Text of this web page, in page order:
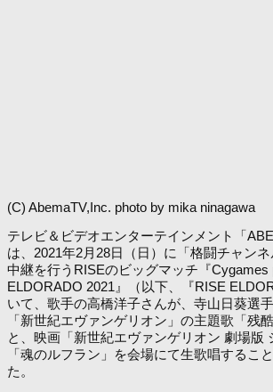
(C) AbemaTV,Inc. photo by mika ninagawa
テレビ＆ビデオエンターテインメント「
は、2021年2月28日（日）に「格闘チャン
中継を行うRISEのビッグマッチ『Cygames
ELDORADO 2021』（以下、『RISE
いて、歌手の高橋洋子さんが、寺山日葵選
「新世紀エヴァンゲリオン」の主題歌「残
と、映画「新世紀エヴァンゲリオン 劇場版
「魂のルフラン」を会場にて生歌唱するこ
た。